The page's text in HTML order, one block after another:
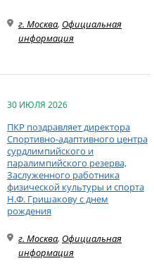
г. Москва, Официальная
информация
30 ИЮЛЯ 2026
ПКР поздравляет директора
Спортивно-адаптивного центра
сурдлимпийского и
паралимпийского резерва,
Заслуженного работника
физической культуры и спорта
Н.Ф. Гришакову с днем
рождения
г. Москва, Официальная
информация